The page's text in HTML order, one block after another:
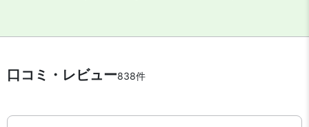
口コミ・レビュー838件